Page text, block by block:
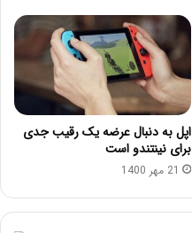
اپل به دنبال عرضه یک رقیب جدی
برای نینتندو است
21 مهر 1400